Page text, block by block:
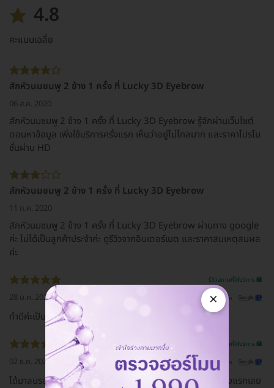
4.8
คะแนนเฉลี่ย
สักหัวนมชมพู 2 ข้าง 1 ครั้ง ที่ Lucky 3D Eyebrow
06 ส.ค. 2020
สักหัวนมชมพู 2 ข้าง 1 ครั้ง ที่ Lucky 3D Eyebrow รู้จักผ่านเว็บไซต์
ตอนหาข้อมูล เพิ่งใช้บริการครั้งแรก เห็นว่าอยู่ไม่ไกลมาก และราคาโปรโม
ชั่นผ่าน HD
สักหัวนมชมพู 2 ข้าง 1 ครั้ง ที่ Lucky 3D Eyebrow
11 ก.ค. 2020
สักหัวนมชมพู 2 ข้าง 1 ครั้ง ที่ Lucky 3D Eyebrow ผ่านทาง google
ค่ะ ไม่ได้เป็นลูกค้าประจำค่ะ ดูรีวิวจากอินเตอร์เนต และราคาสมเหตุสมผล
ค่ะ
รีวิวสถานที่ให้บริการ 🏥
28 ม.ค. 2021 ดูรีวิวต้นฉบับ
ทำดีค่ะเป็นลูกค้าประจำที่นี่ค่ะ
รีวิวสถานที่ให้บริการ 🏥
02 ธ.ค. 2020 ดูรีวิวต้นฉบับ
ได้มาลบรอบสักคิ้วที่นี้ ทำเป็นคอร์ส 6 ครั้ง แต่เห็นผลตั้งแต่ครั้งแรกเลย
×